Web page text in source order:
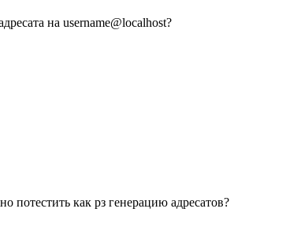
на username@localhost?
потестить как рз генерацию адресатов?